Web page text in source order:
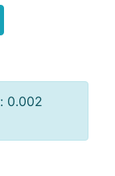
0.002